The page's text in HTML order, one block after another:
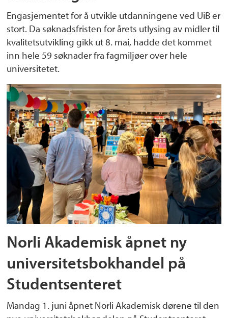
Engasjementet for å utvikle utdanningene ved UiB er
stort. Da søknadsfristen for årets utlysing av midler til
kvalitetsutvikling gikk ut 8. mai, hadde det kommet
inn hele 59 søknader fra fagmiljøer over hele
universitetet.
Norli Akademisk åpnet ny
universitetsbokhandel på
Studentsenteret
Mandag 1. juni åpnet Norli Akademisk dørene til den